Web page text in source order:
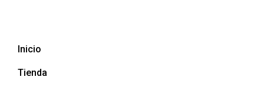
Inicio
Tienda